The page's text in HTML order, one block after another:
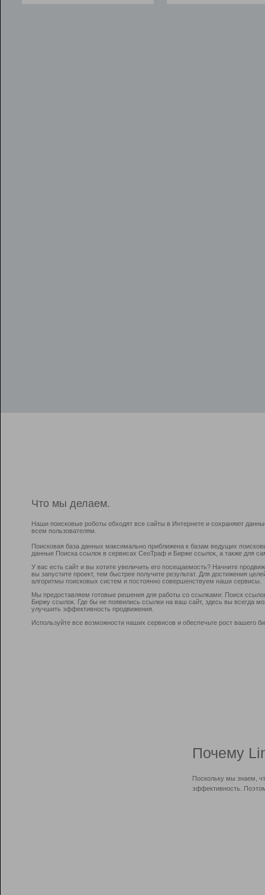
Что мы делаем.
Наши поисковые роботы обходят все сайты в Интернете и сохраняют
всем пользователям.
Поисковая база данных максимально приближена к базам ведущих
данные Поиска ссылок в сервисах СеоТраф и Бирже ссылок, а также для
У вас есть сайт и вы хотите увеличить его посещаемость? Начните
вы запустите проект, тем быстрее получите результат. Для достижения
алгоритмы поисковых систем и постоянно совершенствуем наши сервисы.
Мы предоставляем готовые решения для работы со ссылками: Поиск
Биржу ссылок. Где бы не появились ссылки на ваш сайт, здесь вы всегда
улучшить эффективность продвижения.
Используйте все возможности наших сервисов и обеспечьте рост вашего
Почему
Поскольку мы знаем,
эффективность.